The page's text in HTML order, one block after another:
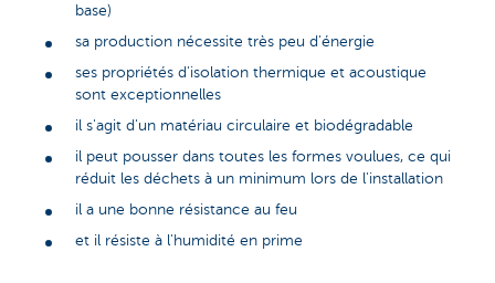
base)
sa production nécessite très peu d'énergie
ses propriétés d'isolation thermique et acoustique
sont exceptionnelles
il s'agit d'un matériau circulaire et biodégradable
il peut pousser dans toutes les formes voulues, ce qui
réduit les déchets à un minimum lors de l'installation
il a une bonne résistance au feu
et il résiste à l'humidité en prime